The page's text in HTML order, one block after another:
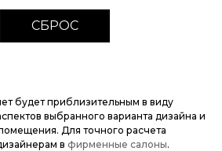
будет приблизительным в виду
выбранного варианта дизайна и
Для точного расчета
в фирменные салоны.